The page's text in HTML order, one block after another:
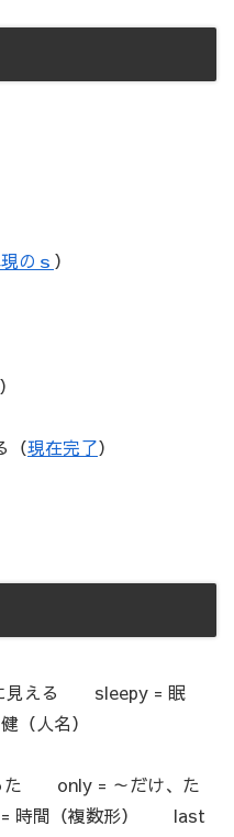
のｓ ）
）
（現在完了）
見える sleepy = 眠
人名）
only = ～だけ、た
間（複数形） last